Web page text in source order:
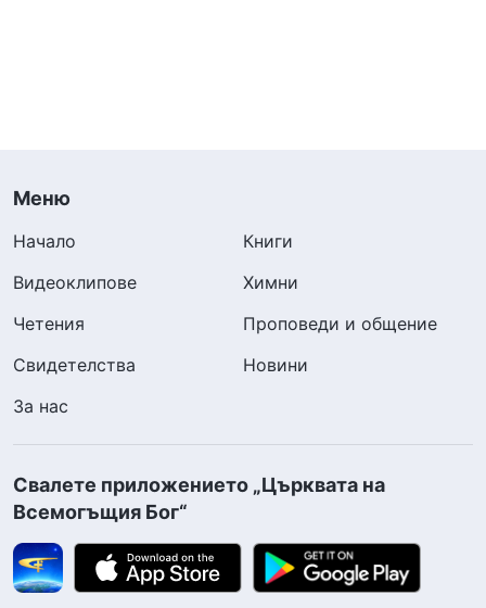
Меню
Начало
Книги
Видеоклипове
Химни
Четения
Проповеди и общение
Свидетелства
Новини
За нас
Свалете приложението „Църквата на
Всемогъщия Бог“